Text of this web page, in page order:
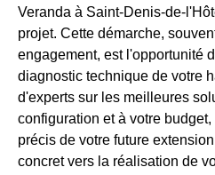
Veranda à Saint-Denis-de-
projet. Cette démarche,
engagement, est l'opportunité
diagnostic technique de votre
d'experts sur les meilleures
configuration et à votre
précis de votre future
concret vers la réalisation de